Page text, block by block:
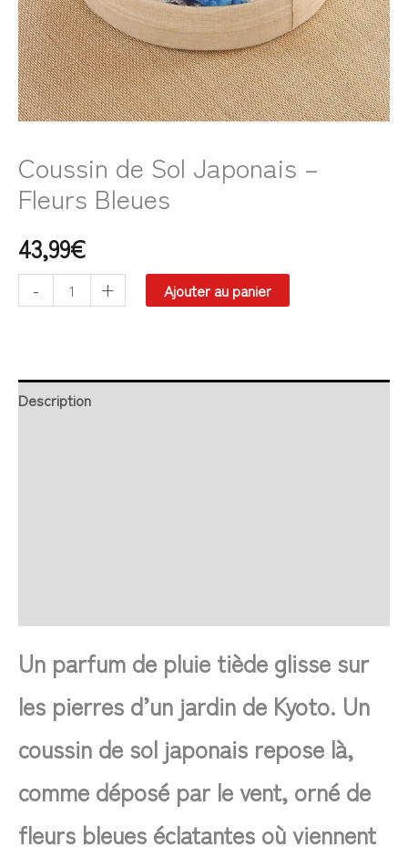
Coussin de Sol Japonais –
Fleurs Bleues
43,99€
- + Ajouter au panier
Description
Un parfum de pluie tiède glisse sur
les pierres d’un jardin de Kyoto. Un
coussin de sol japonais repose là,
comme déposé par le vent, orné de
fleurs bleues éclatantes où viennent